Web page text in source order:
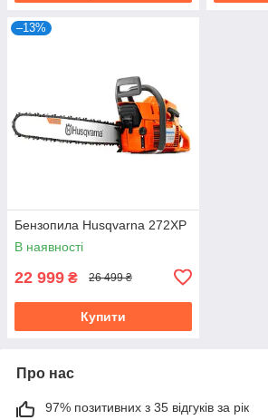
–13%
Бензопила Husqvarna 272XP
В наявності
22 999 ₴ 26 499 ₴
Купити
Про нас
97% позитивних з 35 відгуків за рік